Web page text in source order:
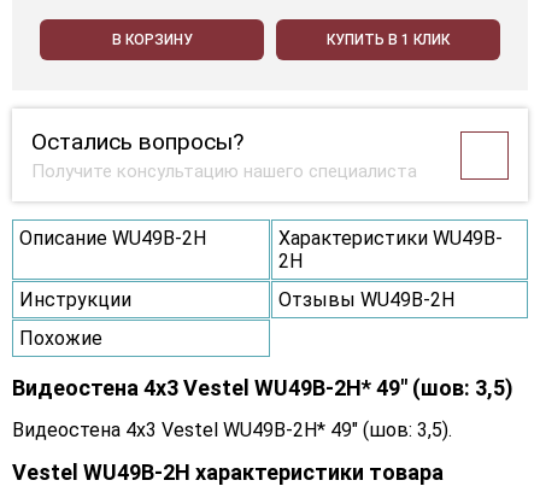
В КОРЗИНУ КУПИТЬ В 1 КЛИК
Остались вопросы?
Получите консультацию нашего специалиста
Описание WU49B-2H
Характеристики WU49B-
2H
Инструкции
Отзывы WU49B-2H
Похожие
Видеостена 4x3 Vestel WU49B-2H* 49" (шов: 3,5)
Видеостена 4x3 Vestel WU49B-2H* 49" (шов: 3,5).
Vestel WU49B-2H характеристики товара